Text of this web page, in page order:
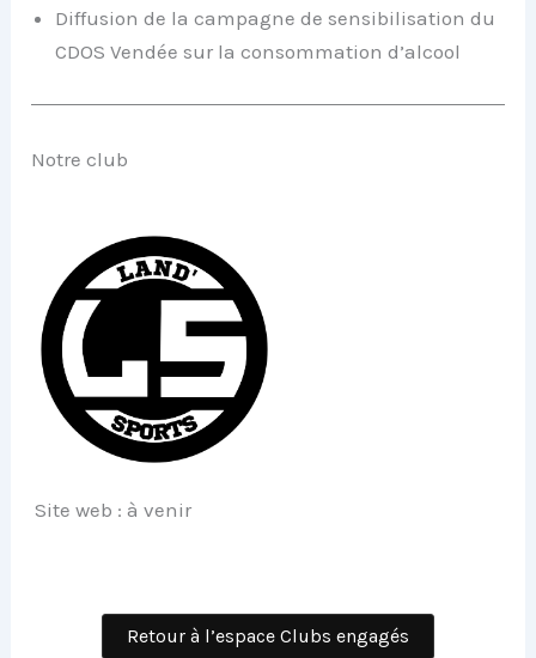
Diffusion de la campagne de sensibilisation du
CDOS Vendée sur la consommation d’alcool
Notre club
Site web : à venir
Retour à l’espace Clubs engagés